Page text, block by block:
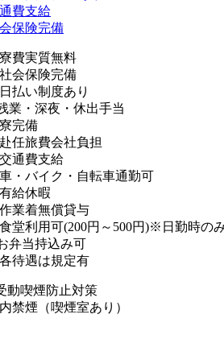
費支給
保険完備
費実質無料
会保険完備
払い制度あり
業・深夜・休出手当
完備
任旅費会社負担
通費支給
・バイク・自転車通勤可
給休暇
業着無償貸与
堂利用可(200円～500円)※日勤時の
弁当持込み可
待遇は規定有
動喫煙防止対策
禁煙（喫煙室あり）